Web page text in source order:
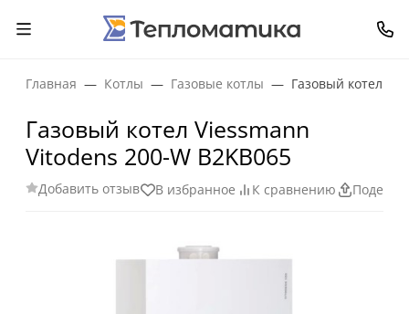
Главная Котлы Газовые котлы Газовый котел
Газовый котел Viessmann
Vitodens 200-W B2KB065
Добавить отзыв В избранное К сравнению